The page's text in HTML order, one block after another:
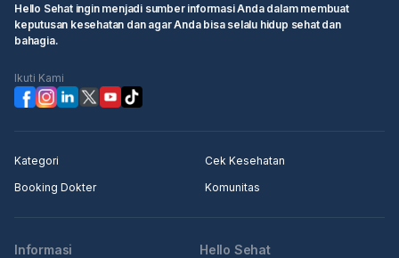
Hello Sehat ingin menjadi sumber informasi Anda dalam membuat
keputusan kesehatan dan agar Anda bisa selalu hidup sehat dan
bahagia.
Ikuti Kami
Kategori
Cek Kesehatan
Booking Dokter
Komunitas
Informasi Hello Sehat